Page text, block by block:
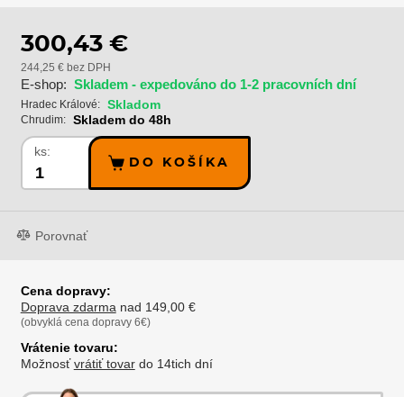
300,43 €
244,25 € bez DPH
E-shop: Skladem - expedováno do 1-2 pracovních dní
Hradec Králové: Skladom
Chrudim: Skladem do 48h
ks:
DO KOŠÍKA
Porovnať
Cena dopravy:
Doprava zdarma nad 149,00 €
(obvyklá cena dopravy 6€)
Vrátenie tovaru:
Možnosťvrátiť tovardo 14tich dní